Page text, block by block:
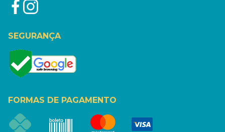
SEGURANÇA
FORMAS DE PAGAMENTO